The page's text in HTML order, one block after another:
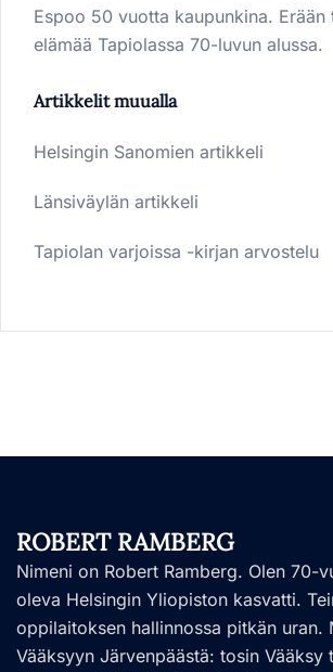
Espoo 50 vuotta kaupunkina. Erään
elämää Tapiolassa 70-luvun alussa.
Artikkelit muualla
Helsingin Sanomien artikkeli
Länsiväylän artikkeli
Tapiolan varjoissa -kirjan arvostelu
ROBERT RAMBERG
Nimeni on Robert Ramberg. Olen 70-
oleva Helsingin Yliopiston kasvatti.
oppilaitoksen hallinnossa pitkän uran.
Vääksyyn Järvenpäästä: tosin